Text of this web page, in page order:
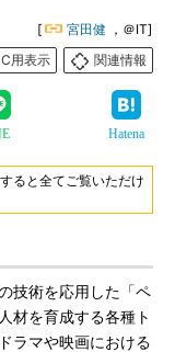
[ 宮田健 ，＠IT]
用表示
関連情報
Hatena
すると全てご覧いただけ
技術を応用した「ペ
材を育成する各種ト
ラマや映画における